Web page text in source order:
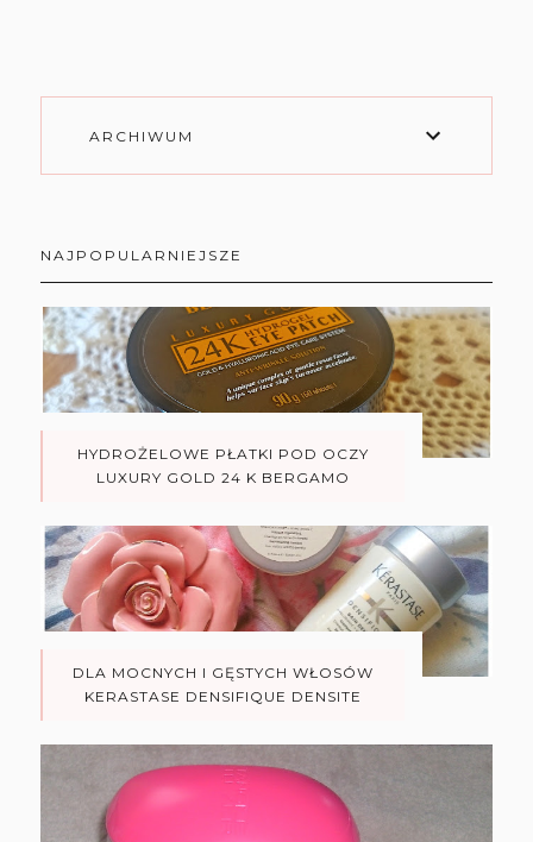
ARCHIWUM
NAJPOPULARNIEJSZE
HYDROŻELOWE PŁATKI POD OCZY
LUXURY GOLD 24 K BERGAMO
DLA MOCNYCH I GĘSTYCH WŁOSÓW
KERASTASE DENSIFIQUE DENSITE